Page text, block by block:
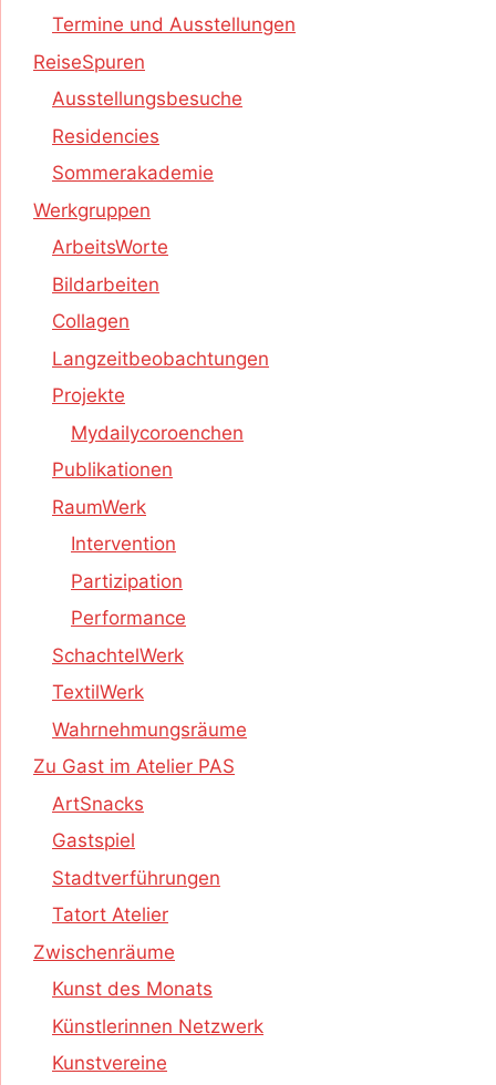
Termine und Ausstellungen
ReiseSpuren
Ausstellungsbesuche
Residencies
Sommerakademie
Werkgruppen
ArbeitsWorte
Bildarbeiten
Collagen
Langzeitbeobachtungen
Projekte
Mydailycoroenchen
Publikationen
RaumWerk
Intervention
Partizipation
Performance
SchachtelWerk
TextilWerk
Wahrnehmungsräume
Zu Gast im Atelier PAS
ArtSnacks
Gastspiel
Stadtverführungen
Tatort Atelier
Zwischenräume
Kunst des Monats
Künstlerinnen Netzwerk
Kunstvereine